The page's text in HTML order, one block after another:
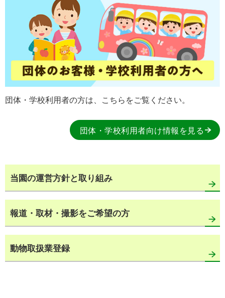
団体・学校利用者の方は、こちらをご覧ください。
団体・学校利用者向け情報を見る
当園の運営方針と取り組み
報道・取材・撮影をご希望の方
動物取扱業登録